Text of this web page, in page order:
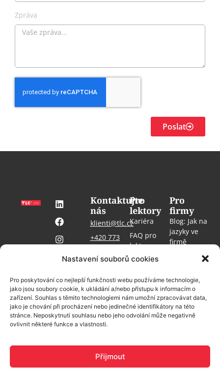
Nastavení souborů cookies
Pro poskytování co nejlepší funkčnosti webu používáme technologie,
jako jsou soubory cookie, k ukládání a/nebo přístupu k informacím o
zařízení. Souhlas s těmito technologiemi nám umožní zpracovávat data,
jako je chování při procházení nebo jedinečné identifikátory na této
stránce. Neposkytnutí souhlasu nebo jeho odvolání může negativně
ovlivnit některé funkce a vlastnosti.
Přijmout
Zpráva
Poslat
Pro
firmy
Blog: Jak na
jazyky ve
firmě
Pro
lektory
Kariéra
FAQ pro
lektory
Blog: Jak
MyCat login
Knihovna
Kontaktujte
nás
klienti@tlc.cz
+420 773
GDPR
Cookies
#jazykovkaprofirmy
#vzdelavanislaskou